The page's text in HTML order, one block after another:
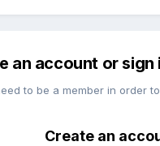
an account or sign
to be a member in order
Create an